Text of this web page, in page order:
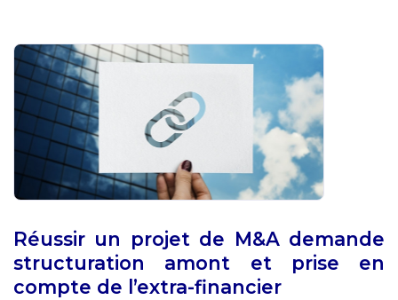
Réussir un projet de M&A demande
structuration amont et prise en
compte de l’extra-financier